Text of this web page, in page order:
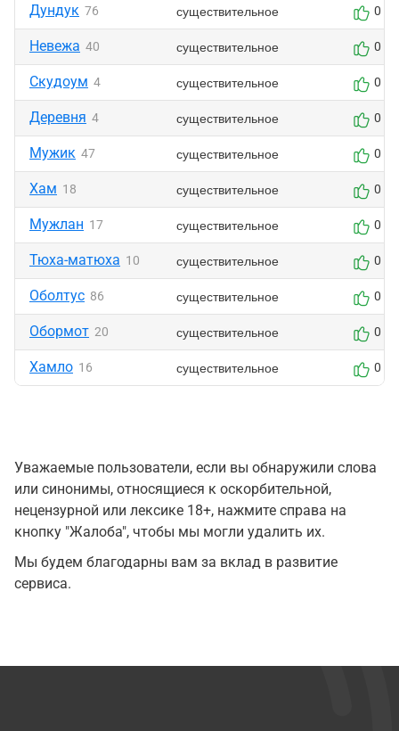
Дундук 76 существительное 0
Невежа 40 существительное 0
Скудоум 4 существительное 0
Деревня 4 существительное 0
Мужик 47 существительное 0
Хам 18 существительное 0
Мужлан 17 существительное 0
Тюха-матюха 10 существительное 0
Оболтус 86 существительное 0
Обормот 20 существительное 0
Хамло 16 существительное 0
Уважаемые пользователи, если вы обнаружили слова
или синонимы, относящиеся к оскорбительной,
нецензурной или лексике 18+, нажмите справа на
кнопку "Жалоба", чтобы мы могли удалить их.
Мы будем благодарны вам за вклад в развитие
сервиса.